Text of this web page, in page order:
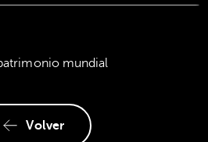
Volver
mundial